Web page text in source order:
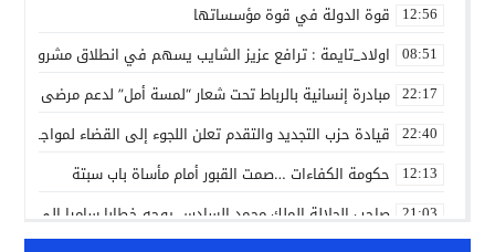
12:56 قوة الدولة في قوة مؤسساتها
08:51 اولاد_تايمة : ترافع عزيز الشايب يسهم في انطلاق مشروع
22:17 مبادرة إنسانية بالرباط تحت شعار “لمسة أمل” لدعم مرضى
22:40 قيادة حزب التجديد والتقدم تعلن اللجوء إلى القضاء لمواجهة
12:13 حكومة الكفاءات …صمت القبور أمام مأساة باب سبتة
21:03 صاحب الجلالة الملك محمد السادس يوجه خطابا ساميا إلى